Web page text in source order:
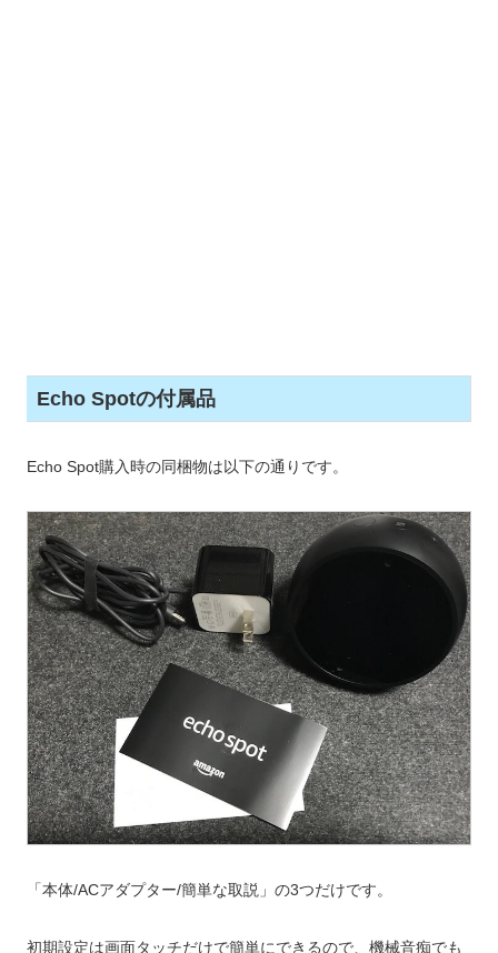
Echo Spotの付属品
Echo Spot購入時の同梱物は以下の通りです。
「本体/ACアダプター/簡単な取説」の3つだけです。
初期設定は画面タッチだけで簡単にできるので、機械音痴でも